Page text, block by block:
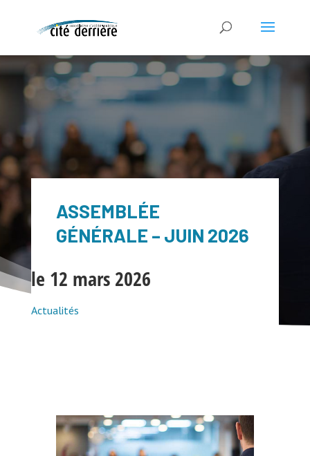
ASSEMBLÉE
GÉNÉRALE – JUIN 2026
le 12 mars 2026
Actualités